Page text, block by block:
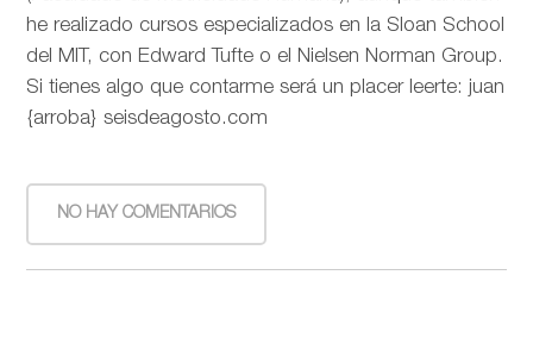
he realizado cursos especializados en la Sloan School
del MIT, con Edward Tufte o el Nielsen Norman Group.
Si tienes algo que contarme será un placer leerte: juan
{arroba} seisdeagosto.com
NO HAY COMENTARIOS